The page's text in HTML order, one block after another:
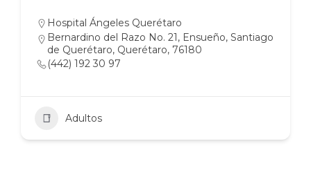
Hospital Ángeles Querétaro
Bernardino del Razo No. 21, Ensueño, Santiago
de Querétaro, Querétaro, 76180
(442) 192 30 97
Adultos